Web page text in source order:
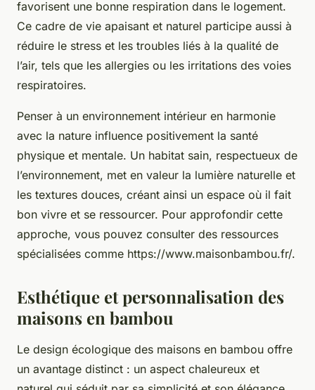
favorisent une bonne respiration dans le logement.
Ce cadre de vie apaisant et naturel participe aussi à
réduire le stress et les troubles liés à la qualité de
l’air, tels que les allergies ou les irritations des voies
respiratoires.
Penser à un environnement intérieur en harmonie
avec la nature influence positivement la santé
physique et mentale. Un habitat sain, respectueux de
l’environnement, met en valeur la lumière naturelle et
les textures douces, créant ainsi un espace où il fait
bon vivre et se ressourcer. Pour approfondir cette
approche, vous pouvez consulter des ressources
spécialisées comme https://www.maisonbambou.fr/.
Esthétique et personnalisation des
maisons en bambou
Le design écologique des maisons en bambou offre
un avantage distinct : un aspect chaleureux et